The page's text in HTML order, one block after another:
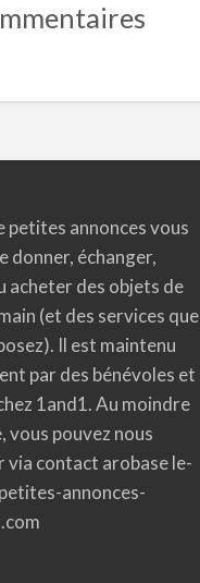
petites annonces vous
donner, échanger,
acheter des objets de
(et des services que
Il est maintenu
par des bénévoles et
1and1. Au moindre
vous pouvez nous
via contact arobase le-
annonces-